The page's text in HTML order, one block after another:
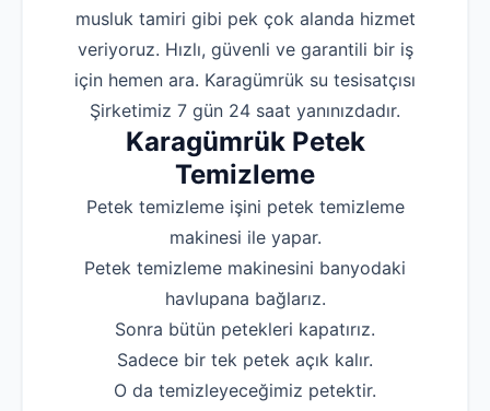
Robotla
Su Kaçağı
Profesyonel Petek
Hakkımızda
musluk tamiri gibi pek çok alanda hizmet
veriyoruz. Hızlı, güvenli ve garantili bir iş
için hemen ara. Karagümrük su tesisatçısı
Şirketimiz 7 gün 24 saat yanınızdadır.
Karagümrük Petek
Temizleme
Petek temizleme işini petek temizleme
makinesi ile yapar.
Petek temizleme makinesini banyodaki
havlupana bağlarız.
Sonra bütün petekleri kapatırız.
Sadece bir tek petek açık kalır.
O da temizleyeceğimiz petektir.